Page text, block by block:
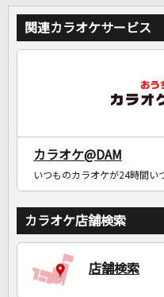
関連カラオケサービス
カラオケ@DAM
いつものカラオケが24時間い
カラオケ店舗検索
店舗検索